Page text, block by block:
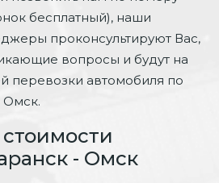
бесплатный), наши
проконсультируют Вас,
вопросы и будут на
перевозки автомобиля по
Омск.
- Омск